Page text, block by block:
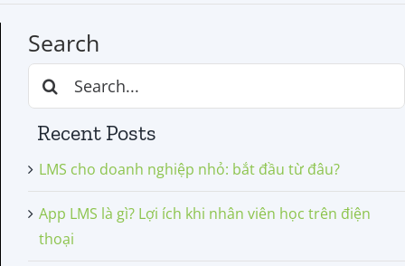
Search
Search
for:
Recent Posts
LMS cho doanh nghiệp nhỏ: bắt đầu từ đâu?
App LMS là gì? Lợi ích khi nhân viên học trên điện
thoại